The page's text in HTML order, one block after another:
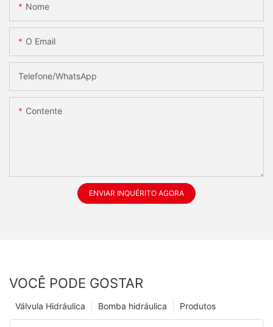
Nome
O Email
Telefone/whatsApp
Contente
ENVIAR INQUÉRITO AGORA
VOCÊ PODE GOSTAR
Produtos
Bomba hidráulica
Válvula Hidráulica